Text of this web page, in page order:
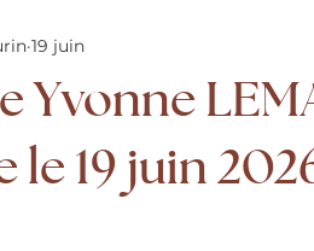
Yvonne
le 19 juin
19 juin